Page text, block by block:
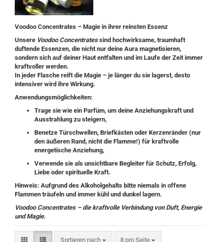
Voodoo Concentrates – Magie in ihrer reinsten Essenz
Unsere Voodoo Concentratessind hochwirksame, traumhaft
duftende Essenzen, die nicht nur deine Aura magnetisieren,
sondern sich auf deiner Haut entfalten und im Laufe der Zeit immer
kraftvoller werden.
In jeder Flasche reift die Magie – je länger du sie lagerst, desto
intensiver wird ihre Wirkung.
Anwendungsmöglichkeiten:
Trage sie wie ein Parfüm, um deine Anziehungskraft und
Ausstrahlung zu steigern,
Benetze Türschwellen, Briefkästen oder Kerzenränder (nur
den äußeren Rand, nicht die Flamme!) für kraftvolle
energetische Anziehung,
Verwende sie als unsichtbare Begleiter für Schutz, Erfolg,
Liebe oder spirituelle Kraft.
Hinweis: Aufgrund des Alkoholgehalts bitte niemals in offene
Flammen träufeln und immer kühl und dunkel lagern.
Voodoo Concentrates – die kraftvolle Verbindung von Duft, Energie
und Magie.
Sortieren nach
Sortieren nach 8 pro Seite
pro Seite